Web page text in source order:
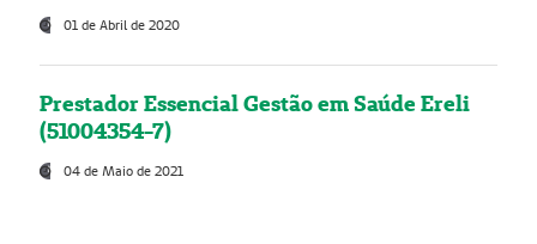
01 de Abril de 2020
Prestador Essencial Gestão em Saúde Ereli
(51004354-7)
04 de Maio de 2021